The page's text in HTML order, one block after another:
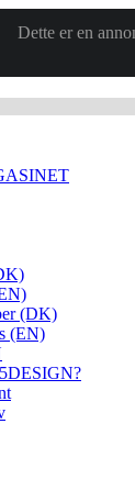
Dette er en
(DK)
(EN)